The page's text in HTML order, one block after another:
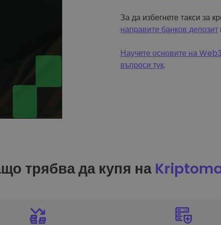
За да избегнете такси за
направите банков депозит
Научете основите на
въпроси тук.
трябва да купя на